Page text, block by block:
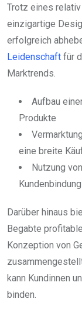
Trotz eines
einzigartige
erfolgreich
Leidenschaft für
Marktrends.
Aufbau
Produkte
eine breite
Nutzung von
Kundenbindung
Darüber hinaus
Begabte
Konzeption von
kann Kundinnen
binden.